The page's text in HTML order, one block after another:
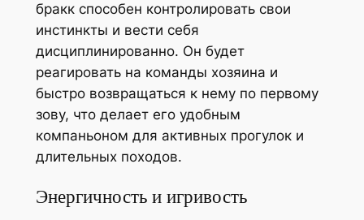
бракк способен контролировать свои
инстинкты и вести себя
дисциплинированно. Он будет
реагировать на команды хозяина и
быстро возвращаться к нему по первому
зову, что делает его удобным
компаньоном для активных прогулок и
длительных походов.
Энергичность и игривость